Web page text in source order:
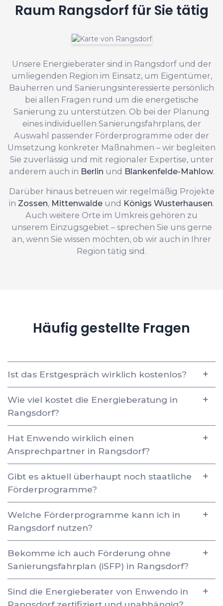
Raum Rangsdorf für Sie tätig
Unsere Energieberater sind in Rangsdorf und der
umliegenden Region im Einsatz, um Eigentümer,
Bauherren und Sanierungsinteressierte persönlich
bei allen Fragen rund um die energetische
Sanierung zu unterstützen. Ob bei der Planung
eines individuellen Sanierungsfahrplans, der
Auswahl passender Förderprogramme oder der
Umsetzung konkreter Maßnahmen – wir begleiten
Sie zuverlässig und mit regionaler Expertise, unter
anderem auch in Berlin und Blankenfelde-Mahlow.
Darüber hinaus betreuen wir regelmäßig Projekte
in Zossen, Mittenwalde und Königs Wusterhausen.
Auch weitere Orte im Umkreis gehören zu
unserem Einzugsgebiet – sprechen Sie uns gerne
an, wenn Sie wissen möchten, ob wir auch in Ihrer
Region tätig sind.
Häufig gestellte Fragen
Ist das Erstgespräch wirklich kostenlos?
Wie viel kostet die Energieberatung in
Rangsdorf?
Hat Enwendo wirklich einen
Ansprechpartner in Rangsdorf?
Gibt es aktuell überhaupt noch staatliche
Förderprogramme?
Welche Förderprogramme kann ich in
Rangsdorf nutzen?
Bekomme ich auch Förderung ohne
Sanierungsfahrplan (iSFP) in Rangsdorf?
Sind die Energieberater von Enwendo in